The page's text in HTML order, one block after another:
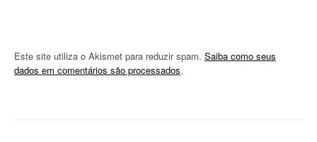
Este site utiliza o Akismet para reduzir spam. Saiba como seus
dados em comentários são processados.